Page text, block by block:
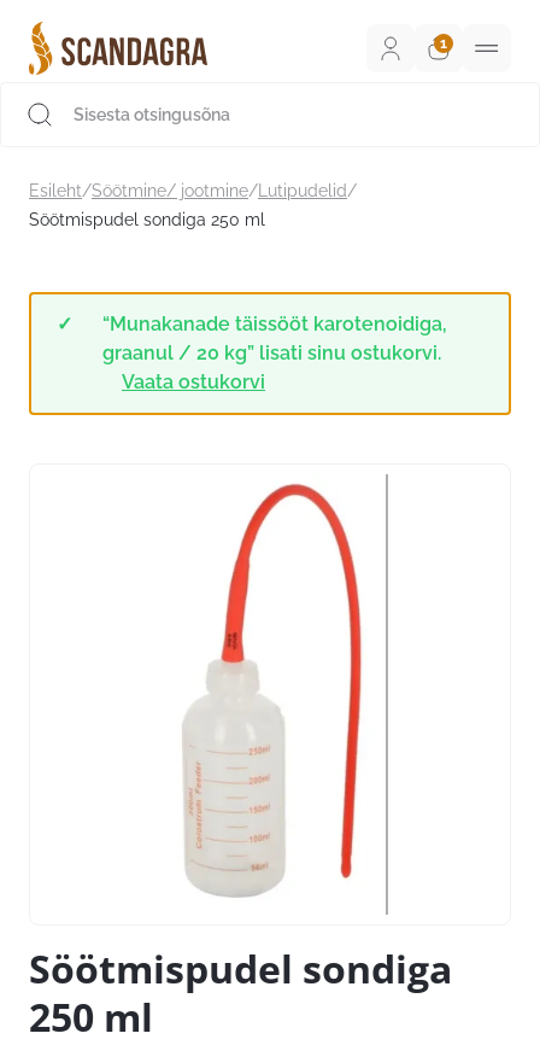
sisu
juurde
Esileht/Söötmine/ jootmine/ Lutipudelid/
Söötmispudel sondiga 250 ml
“Munakanade täissööt karotenoidiga,
graanul / 20 kg” lisati sinu ostukorvi.
Vaata ostukorvi
Söötmispudel sondiga
250 ml